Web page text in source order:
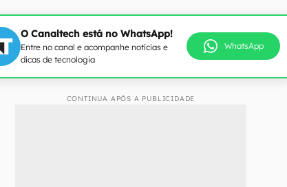
O Canaltech está no WhatsApp!
Entre no canal e acompanhe notícias e
dicas de tecnologia
WhatsApp
CONTINUA APÓS A PUBLICIDADE